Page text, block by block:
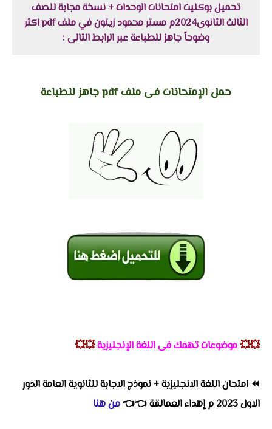
تحميل بوكليت امتحانات الوحدات + نسخة مجابة للصف
الثالث الثانوى2024م مستر محمود زيتون في ملف pdf اكثر
وضوحاً جاهز للطباعة عبر الرابط التالى :
حمل الإمتحانات فى ملف pdf جاهز للطباعة
💥💥 موضوعات تهمك فى اللغة الإنجليزية💥💥
⏪ امتحان اللغة الانجليزية + نموذج الاجابة للثانوية العامة الدور
الاول 2023 م إهداء العمالقة
👈
👈من هنا